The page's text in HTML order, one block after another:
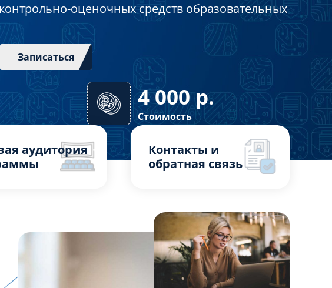
оценочных средств образовательных
Записаться
4 000р.
Стоимость
аудитория
Контакты и
обратная связь